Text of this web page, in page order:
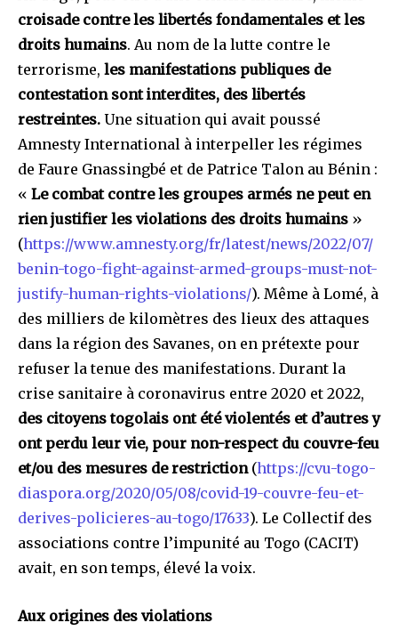
croisade contre les libertés fondamentales et les
droits humains. Au nom de la lutte contre le
terrorisme, les manifestations publiques de
contestation sont interdites, des libertés
restreintes. Une situation qui avait poussé
Amnesty International à interpeller les régimes
de Faure Gnassingbé et de Patrice Talon au Bénin :
« Le combat contre les groupes armés ne peut en
rien justifier les violations des droits humains »
(https://www.amnesty.org/fr/latest/news/2022/07/
benin-togo-fight-against-armed-groups-must-not-
justify-human-rights-violations/). Même à Lomé, à
des milliers de kilomètres des lieux des attaques
dans la région des Savanes, on en prétexte pour
refuser la tenue des manifestations. Durant la
crise sanitaire à coronavirus entre 2020 et 2022,
des citoyens togolais ont été violentés et d’autres y
ont perdu leur vie, pour non-respect du couvre-feu
et/ou des mesures de restriction(https://cvu-togo-
diaspora.org/2020/05/08/covid-19-couvre-feu-et-
derives-policieres-au-togo/17633). Le Collectif des
associations contre l’impunité au Togo (CACIT)
avait, en son temps, élevé la voix.
Aux origines des violations